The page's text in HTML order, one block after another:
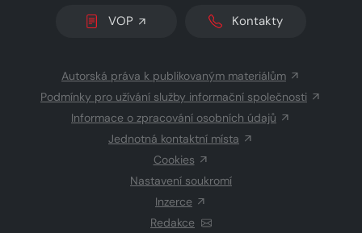
VOP Kontakty
Autorská práva k publikovaným materiálům
Podmínky pro užívání služby informační společnosti
Informace o zpracování osobních údajů
Jednotná kontaktní místa
Cookies
Nastavení soukromí
Inzerce
Redakce